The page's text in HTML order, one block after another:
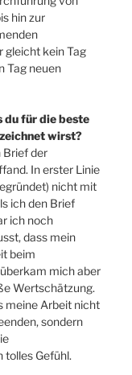
hin zur
gleicht kein Tag
Tag neuen
du für die beste
wirst?
Brief der
In erster Linie
nicht mit
ich den Brief
ich noch
dass mein
beim
mich aber
Wertschätzung.
meine Arbeit nicht
sondern
tolles Gefühl.